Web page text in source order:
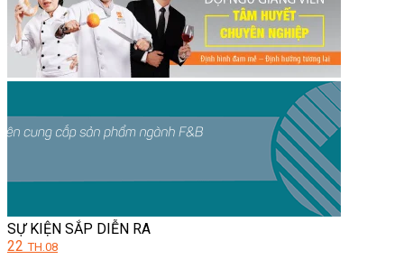
SỰ KIỆN SẮP DIỄN RA
22 TH.08